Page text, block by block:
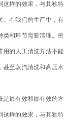
这样的效果，与其独特
。在我们的生产中，有
类和环节需要清理。例
用的人工清洗方法不能
甚至蒸汽清洗和高压水
是最有效和最有效的方
这样的效果，与其独特